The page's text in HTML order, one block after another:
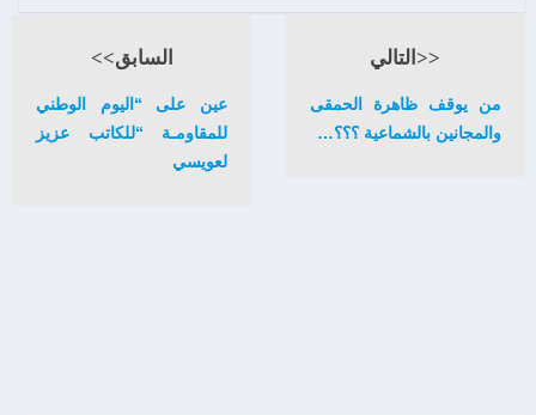
السابق>>
عين على “اليوم الوطني
للمقاومـة “للكاتب عزيز
لعويسي
<<التالي
من يوقف ظاهرة الحمقى
والمجانين بالشماعية ؟؟؟…